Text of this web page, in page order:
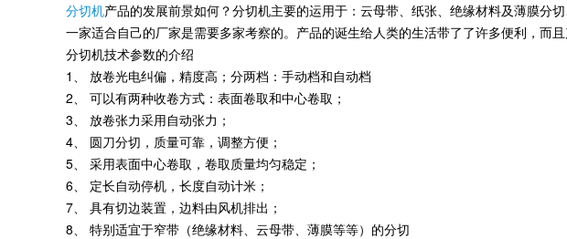
分切机产品的发展前景如何？分切机主要的运用于：云母带、纸张、绝缘材料及薄膜分
一家适合自己的厂家是需要多家考察的。产品的诞生给人类的生活带了了许多便利，而
分切机技术参数的介绍
1、 放卷光电纠偏，精度高；分两档：手动档和自动档
2、 可以有两种收卷方式：表面卷取和中心卷取；
3、 放卷张力采用自动张力；
4、 圆刀分切，质量可靠，调整方便；
5、 采用表面中心卷取，卷取质量均匀稳定；
6、 定长自动停机，长度自动计米；
7、 具有切边装置，边料由风机排出；
8、 特别适宜于窄带（绝缘材料、云母带、薄膜等等）的分切